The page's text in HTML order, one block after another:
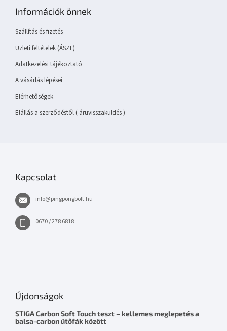
Információk önnek
Szállítás és fizetés
Üzleti feltételek (ÁSZF)
Adatkezelési tájékoztató
A vásárlás lépései
Elérhetőségek
Elállás a szerződéstől ( áruvisszaküldés )
Kapcsolat
info@pingpongbolt.hu
0670 / 278 6818
Újdonságok
STIGA Carbon Soft Touch teszt – kellemes meglepetés a
balsa-carbon ütőfák között